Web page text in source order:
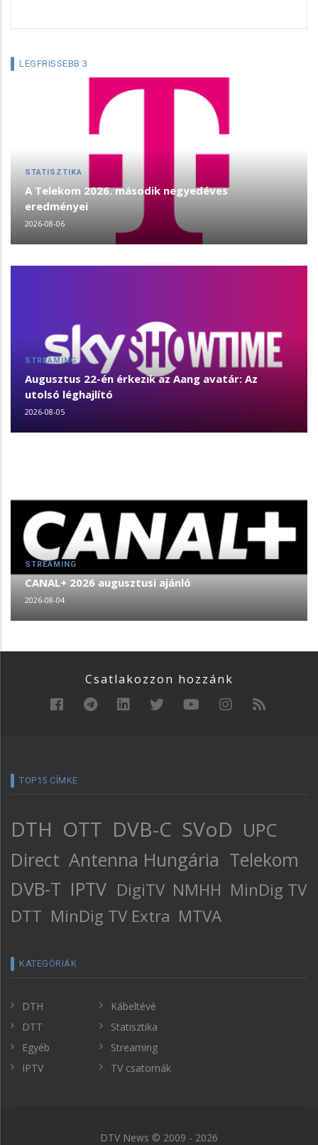
LEGFRISSEBB 3
STATISZTIKA
A Telekom 2026. második negyedéves
eredményei
2026-08-06
STREAMING
Augusztus 22-én érkezik az Aang avatár: Az
utolsó léghajlító
2026-08-05
STREAMING
CANAL+ 2026 augusztusi ajánló
2026-08-04
Csatlakozzon hozzánk
TOP15 CÍMKE
DTH OTT DVB-C SVoD UPC
Direct Antenna Hungária Telekom
DVB-T IPTV DigiTV NMHH MinDig TV
DTT MinDig TV Extra MTVA
KATEGÓRIÁK
DTH
DTT
Egyéb
IPTV
Kábeltévé
Statisztika
Streaming
TV csatornák
DTV News © 2009 - 2026